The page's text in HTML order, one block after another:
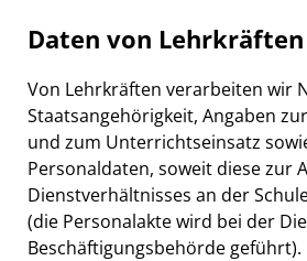
Daten von Lehrkräften
Von Lehrkräften verarbeiten wir
Staatsangehörigkeit, Angaben
und zum Unterrichtseinsatz
Personaldaten, soweit diese zur
Dienstverhältnisses an der
(die Personalakte wird bei der
Beschäftigungsbehörde geführt).